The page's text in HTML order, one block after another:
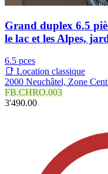
Grand duplex 6.5
le lac et les Alpes,
6.5 pces
📑 Location classique
2000 Neuchâtel, Zone
FB.CHRO.003
3'490.00